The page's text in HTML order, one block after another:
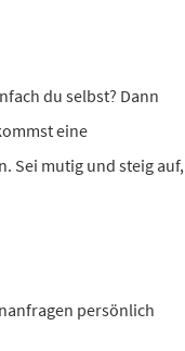
du selbst? Dann
eine
Sei mutig und steig auf,
persönlich